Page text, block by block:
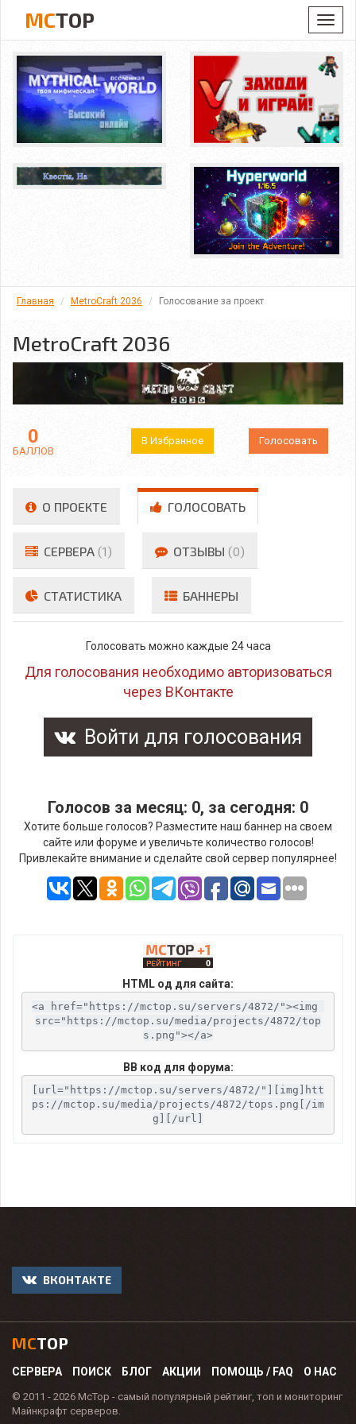
MCTOP
Главная MetroCraft 2036 Голосование за проект
MetroCraft 2036
0
БАЛЛОВ
В Избранное Голосовать
О ПРОЕКТЕ ГОЛОСОВАТЬ
СЕРВЕРА (1) ОТЗЫВЫ (0)
СТАТИСТИКА БАННЕРЫ
Голосовать можно каждые 24 часа
Для голосования необходимо авторизоваться
через ВКонтакте
Войти для голосования
Голосов за месяц: 0, за сегодня: 0
Хотите больше голосов? Разместите наш баннер на своем
сайте или форуме и увеличьте количество голосов!
Привлекайте внимание и сделайте свой сервер популярнее!
HTML од для сайта:
<a href="https://mctop.su/servers/4872/"><img
src="https://mctop.su/media/projects/4872/top
s.png"></a>
BB код для форума:
[url="https://mctop.su/servers/4872/"][img]htt
ps://mctop.su/media/projects/4872/tops.png[/im
g][/url]
ВКОНТАКТЕ
MCTOP
СЕРВЕРА ПОИСК БЛОГ АКЦИИ ПОМОЩЬ / FAQ О НАС
© 2011 - 2026 McTop - самый популярный рейтинг, топ и мониторинг
Майнкрафт серверов.